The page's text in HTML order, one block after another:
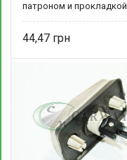
патроном и прокладкой
44,47